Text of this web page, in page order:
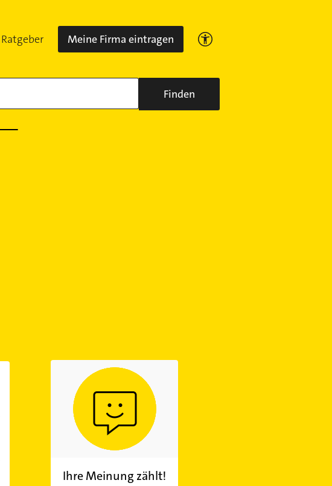
Ratgeber Meine Firma eintragen
Finden
Ihre Meinung zählt!